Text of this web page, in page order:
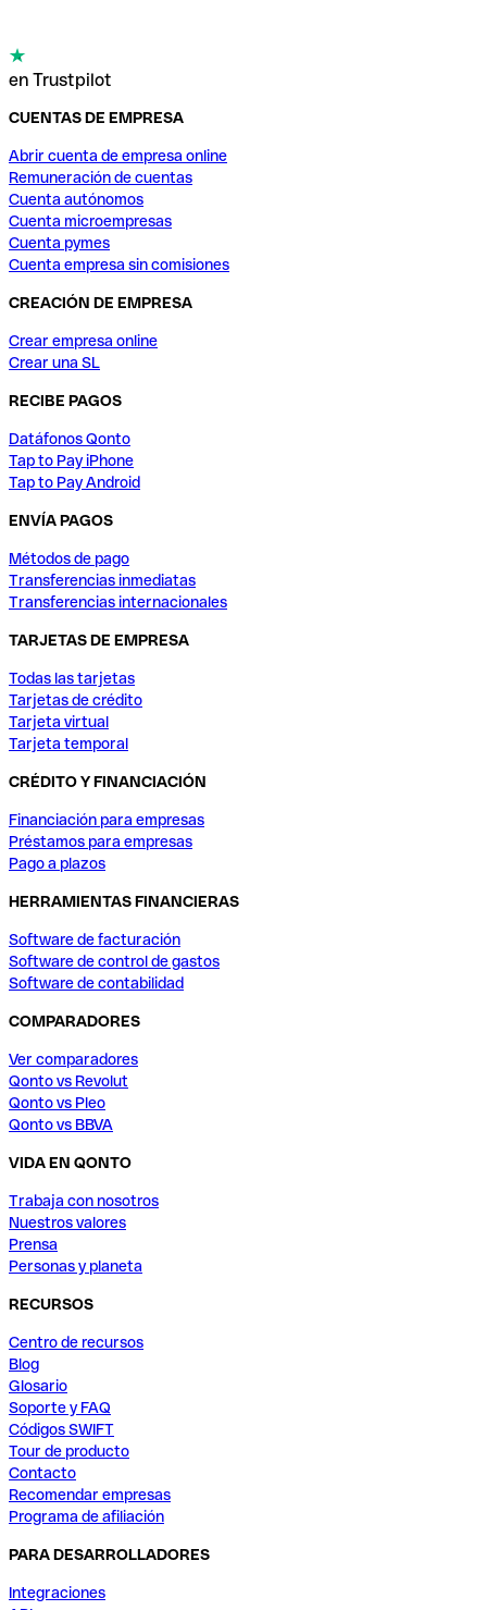
en Trustpilot
CUENTAS DE EMPRESA
Abrir cuenta de empresa online
Remuneración de cuentas
Cuenta autónomos
Cuenta microempresas
Cuenta pymes
Cuenta empresa sin comisiones
CREACIÓN DE EMPRESA
Crear empresa online
Crear una SL
RECIBE PAGOS
Datáfonos Qonto
Tap to Pay iPhone
Tap to Pay Android
ENVÍA PAGOS
Métodos de pago
Transferencias inmediatas
Transferencias internacionales
TARJETAS DE EMPRESA
Todas las tarjetas
Tarjetas de crédito
Tarjeta virtual
Tarjeta temporal
CRÉDITO Y FINANCIACIÓN
Financiación para empresas
Préstamos para empresas
Pago a plazos
HERRAMIENTAS FINANCIERAS
Software de facturación
Software de control de gastos
Software de contabilidad
COMPARADORES
Ver comparadores
Qonto vs Revolut
Qonto vs Pleo
Qonto vs BBVA
VIDA EN QONTO
Trabaja con nosotros
Nuestros valores
Prensa
Personas y planeta
RECURSOS
Centro de recursos
Blog
Glosario
Soporte y FAQ
Códigos SWIFT
Tour de producto
Contacto
Recomendar empresas
Programa de afiliación
PARA DESARROLLADORES
Integraciones